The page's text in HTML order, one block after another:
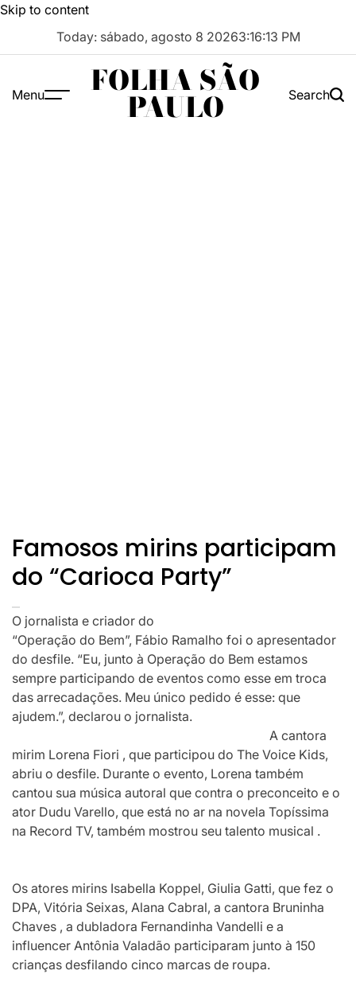
Skip to content
Today: sábado, agosto 8 20263:16:13 PM
Menu FOLHA SÃO
PAULO Search
Famosos mirins participam
do “Carioca Party”
O jornalista e criador do
“Operação do Bem”, Fábio Ramalho foi o apresentador
do desfile. “Eu, junto à Operação do Bem estamos
sempre participando de eventos como esse em troca
das arrecadações. Meu único pedido é esse: que
ajudem.”, declarou o jornalista.
A cantora
mirim Lorena Fiori , que participou do The Voice Kids,
abriu o desfile. Durante o evento, Lorena também
cantou sua música autoral que contra o preconceito e o
ator Dudu Varello, que está no ar na novela Topíssima
na Record TV, também mostrou seu talento musical .
Os atores mirins Isabella Koppel, Giulia Gatti, que fez o
DPA, Vitória Seixas, Alana Cabral, a cantora Bruninha
Chaves , a dubladora Fernandinha Vandelli e a
influencer Antônia Valadão participaram junto à 150
crianças desfilando cinco marcas de roupa.